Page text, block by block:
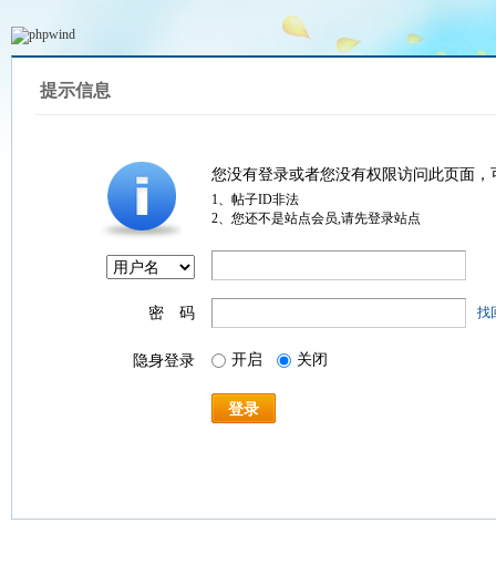
提示信息
您没有登录或者您没有权限访问此页面
1、帖子ID非法
2、您还不是站点会员,请先登录站点
密 码 找
隐身登录 开启 关闭
登录